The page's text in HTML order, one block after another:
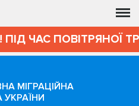
ПІД ЧАС ПОВІТРЯНОЇ
МІГРАЦІЙНА